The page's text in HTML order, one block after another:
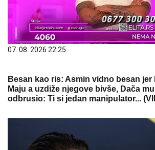
07. 08. 2026 22:25
Besan kao ris: Asmin vidno besan jer
Maju a uzdiže njegove bivše, Dača
odbrusio: Ti si jedan manipulator...